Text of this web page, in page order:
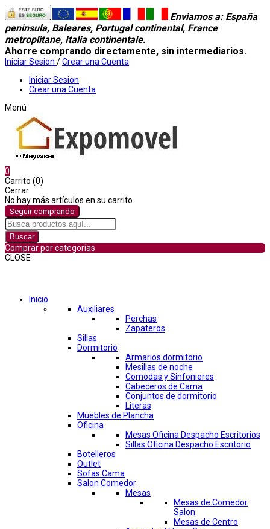
Enviamos a: España
peninsula, Baleares, Portugal continental, France
metroplitane, Italia continentale.
Ahorre comprando directamente, sin intermediarios.
Iniciar Sesion /Crear una Cuenta
Iniciar Sesion
Crear una Cuenta
Menú
0
Carrito (0)
Cerrar
No hay más artículos en su carrito
Seguir comprando
Buscar
Comprar por categorías
CLOSE
Inicio
Auxiliares
Perchas
Zapateros
Sillas
Dormitorio
Armarios dormitorio
Mesillas de noche
Comodas y Sinfonieres
Cabeceros de Cama
Conjuntos de dormitorio
Literas
Muebles de Plancha
Oficina
Mesas Oficina Despacho Escritorios
Sillas Oficina Despacho Escritorio
Botelleros
Outlet
Sofas Cama
Salon Comedor
Mesas
Mesas de Comedor
Salon
Mesas de Centro